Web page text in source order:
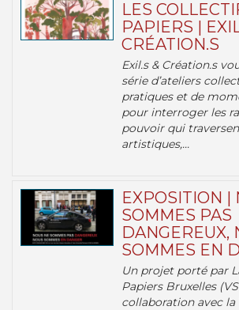
LES
PAPIERS |
CRÉATION.S
Exil.s & Création.s
série d’ateliers
pratiques et de
pour interroger les
pouvoir qui
artistiques,...
EXPOSITION |
SOMMES PAS
DANGEREUX,
SOMMES EN
Un projet porté par
Papiers Bruxelles
collaboration avec la